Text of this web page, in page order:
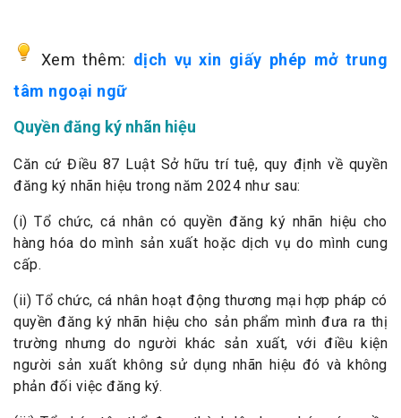
Xem thêm: dịch vụ xin giấy phép mở trung
tâm ngoại ngữ
Quyền đăng ký nhãn hiệu
Căn cứ Điều 87 Luật Sở hữu trí tuệ, quy định về quyền
đăng ký nhãn hiệu trong năm 2024 như sau:
(i) Tổ chức, cá nhân có quyền đăng ký nhãn hiệu cho
hàng hóa do mình sản xuất hoặc dịch vụ do mình cung
cấp.
(ii) Tổ chức, cá nhân hoạt động thương mại hợp pháp có
quyền đăng ký nhãn hiệu cho sản phẩm mình đưa ra thị
trường nhưng do người khác sản xuất, với điều kiện
người sản xuất không sử dụng nhãn hiệu đó và không
phản đối việc đăng ký.